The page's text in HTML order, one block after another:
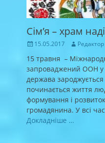
Сім’я – храм
Posted
15.05.2017 Author
15 травня –
запроваджений ООН у
держава зароджується
починається життя
формування і розвиток
громадянина. У всі
Докладніше …